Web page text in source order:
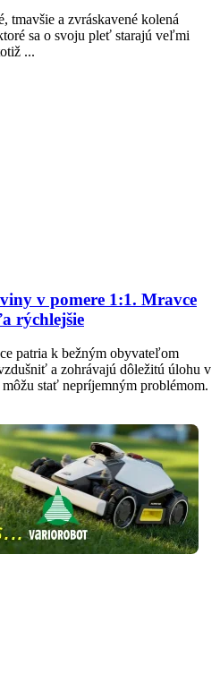
tmavšie a zvráskavené kolená
sa o svoju pleť starajú veľmi
...
v pomere 1:1. Mravce
rýchlejšie
patria k bežným obyvateľom
a zohrávajú dôležitú úlohu v
stať nepríjemným problémom.